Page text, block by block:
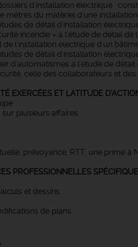
d'installation électrique :
métrés du matériel d'une
de détail d'installation
incendie » à l'étude de détail
de l'installation électrique d'un
de détail d'installation
d'automatismes à l'étude de
celle des collaborateurs et des
EXERCÉES ET LATITUDE
sur plusieurs affaires
prévoyance, RTT, une prime à
PROFESSIONNELLES
et dessins
de plans